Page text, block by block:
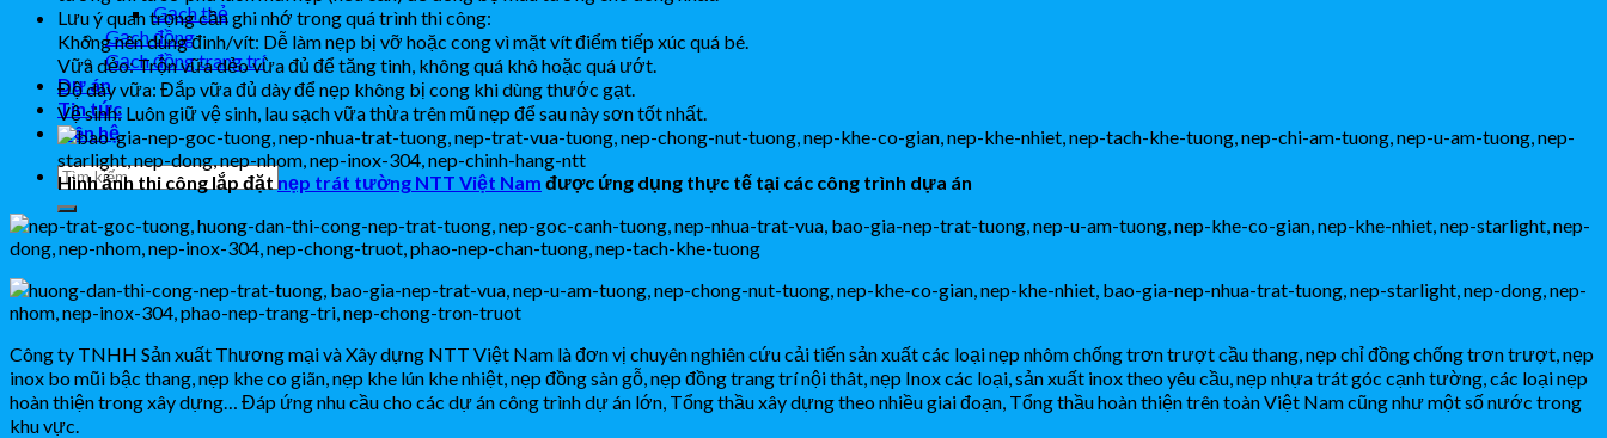
Gạch thẻ
Gạch đồng
Gạch đồng trang trí
Dự án
Tin tức
Liên hệ
Lưu ý quan trọng cần ghi nhớ trong quá trình thi công:
Không nên dùng đinh/vít: Dễ làm nẹp bị vỡ hoặc cong vì mặt vít điểm tiếp xúc quá bé.
Vữa dẻo: Trộn vữa dẻo vừa đủ để tăng tinh, không quá khô hoặc quá ướt.
Độ dày vữa: Đắp vữa đủ dày để nẹp không bị cong khi dùng thước gạt.
Vệ sinh: Luôn giữ vệ sinh, lau sạch vữa thừa trên mũ nẹp để sau này sơn tốt nhất.
Hình ảnh thi công lắp đặt nẹp trát tường NTT Việt Nam được ứng dụng thực tế tại các công trình dựa án
Công ty TNHH Sản xuất Thương mại và Xây dựng NTT Việt Nam là đơn vị chuyên nghiên cứu cải tiến sản xuất các loại nẹp nhôm chống trơn trượt cầu thang, nẹp chỉ đồng chống trơn trượt, nẹp
inox bo mũi bậc thang, nẹp khe co giãn, nẹp khe lún khe nhiệt, nẹp đồng sàn gỗ, nẹp đồng trang trí nội thât, nẹp Inox các loại, sản xuất inox theo yêu cầu, nẹp nhựa trát góc cạnh tường, các loại nẹp
hoàn thiện trong xây dựng… Đáp ứng nhu cầu cho các dự án công trình dự án lớn, Tổng thầu xây dựng theo nhiều giai đoạn, Tổng thầu hoàn thiện trên toàn Việt Nam cũng như một số nước trong
khu vực.